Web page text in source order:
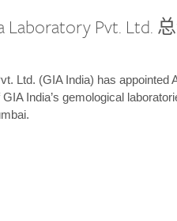
Laboratory Pvt. Ltd.
Ltd. (GIA India) has appointed
India’s gemological